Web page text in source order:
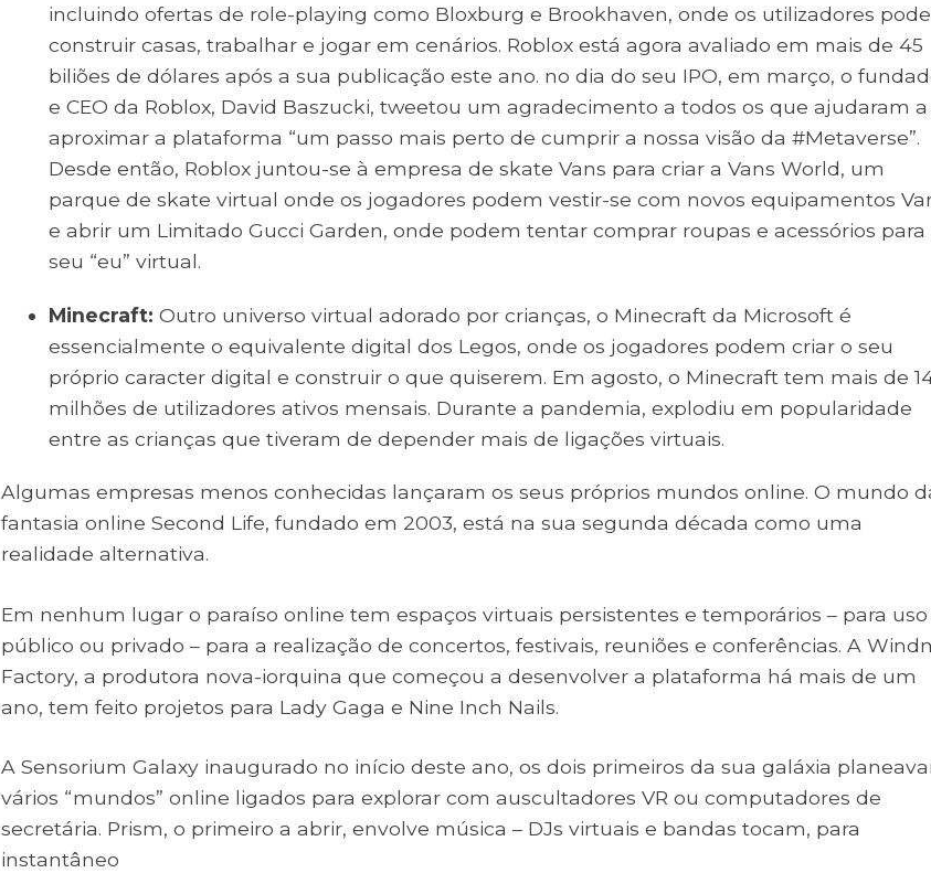
incluindo ofertas de role-playing como Bloxburg e Brookhaven, onde os utilizadores
construir casas, trabalhar e jogar em cenários. Roblox está agora avaliado em mais de 45
biliões de dólares após a sua publicação este ano. no dia do seu IPO, em março, o
e CEO da Roblox, David Baszucki, tweetou um agradecimento a todos os que ajudaram a
aproximar a plataforma “um passo mais perto de cumprir a nossa visão da #Metaverse”.
Desde então, Roblox juntou-se à empresa de skate Vans para criar a Vans World, um
parque de skate virtual onde os jogadores podem vestir-se com novos equipamentos
e abrir um Limitado Gucci Garden, onde podem tentar comprar roupas e acessórios para
seu “eu” virtual.
Minecraft: Outro universo virtual adorado por crianças, o Minecraft da Microsoft é
essencialmente o equivalente digital dos Legos, onde os jogadores podem criar o seu
próprio caracter digital e construir o que quiserem. Em agosto, o Minecraft tem mais de
milhões de utilizadores ativos mensais. Durante a pandemia, explodiu em popularidade
entre as crianças que tiveram de depender mais de ligações virtuais.
Algumas empresas menos conhecidas lançaram os seus próprios mundos online. O mundo
fantasia online Second Life, fundado em 2003, está na sua segunda década como uma
realidade alternativa.
Em nenhum lugar o paraíso online tem espaços virtuais persistentes e temporários – para uso
público ou privado – para a realização de concertos, festivais, reuniões e conferências. A
Factory, a produtora nova-iorquina que começou a desenvolver a plataforma há mais de um
ano, tem feito projetos para Lady Gaga e Nine Inch Nails.
A Sensorium Galaxy inaugurado no início deste ano, os dois primeiros da sua galáxia
vários “mundos” online ligados para explorar com auscultadores VR ou computadores de
secretária. Prism, o primeiro a abrir, envolve música – DJs virtuais e bandas tocam, para
instantâneo